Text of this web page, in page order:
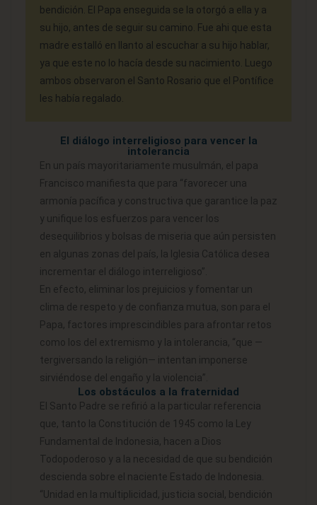
bendición. El Papa enseguida se la otorgó a ella y a
su hijo, antes de seguir su camino. Fue ahi que esta
madre estalló en llanto al escuchar a su hijo hablar,
ya que este no lo hacía desde su nacimiento. Luego
ambos observaron el Santo Rosario que el Pontífice
les había regalado.
El diálogo interreligioso para vencer la
intolerancia
En un país mayoritariamente musulmán, el papa
Francisco manifiesta que para “favorecer una
armonía pacífica y constructiva que garantice la paz
y unifique los esfuerzos para vencer los
desequilibrios y bolsas de miseria que aún persisten
en algunas zonas del país, la Iglesia Católica desea
incrementar el diálogo interreligioso”.
En efecto, eliminar los prejuicios y fomentar un
clima de respeto y de confianza mutua, son para el
Papa, factores imprescindibles para afrontar retos
como los del extremismo y la intolerancia, “que —
tergiversando la religión— intentan imponerse
sirviéndose del engaño y la violencia”.
Los obstáculos a la fraternidad
El Santo Padre se refirió a la particular referencia
que, tanto la Constitución de 1945 como la Ley
Fundamental de Indonesia, hacen a Dios
Todopoderoso y a la necesidad de que su bendición
descienda sobre el naciente Estado de Indonesia.
“Unidad en la multiplicidad, justicia social, bendición